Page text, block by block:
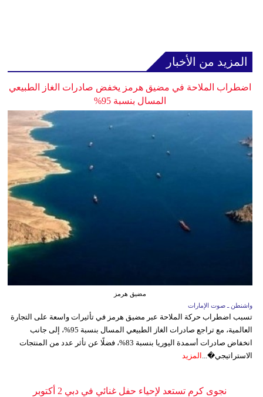
المزيد من الأخبار
اضطراب الملاحة في مضيق هرمز يخفض صادرات الغاز الطبيعي
المسال بنسبة 95%
مضيق هرمز
واشنطن ـ صوت الإمارات
تسبب اضطراب حركة الملاحة عبر مضيق هرمز في تأثيرات واسعة على التجارة
العالمية، مع تراجع صادرات الغاز الطبيعي المسال بنسبة 95%، إلى جانب
انخفاض صادرات أسمدة اليوريا بنسبة 83%، فضلًا عن تأثر عدد من المنتجات
الاستراتيجي�... المزيد
نجوى كرم تستعد لإحياء حفل غنائي في دبي 2 أكتوبر